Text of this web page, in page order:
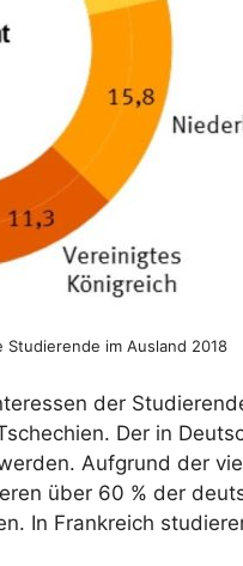
im Ausland 2018
der
Der in
Aufgrund der
über 60 % der
In Frankreich